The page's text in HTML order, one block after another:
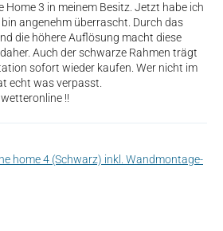
Home 3 in meinem Besitz. Jetzt habe ich
angenehm überrascht. Durch das
die höhere Auflösung macht diese
Auch der schwarze Rahmen trägt
sofort wieder kaufen. Wer nicht im
echt was verpasst.
!!
home 4 (Schwarz) inkl. Wandmontage-